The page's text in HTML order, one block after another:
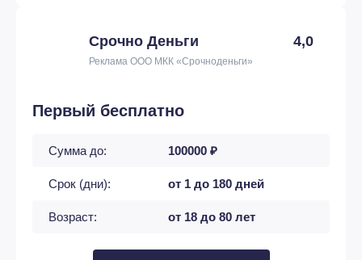
Срочно Деньги 4,0
Реклама ООО МКК «Срочноденьги»
Первый бесплатно
Сумма до: 100000 ₽
Срок (дни): от 1 до 180 дней
Возраст: от 18 до 80 лет